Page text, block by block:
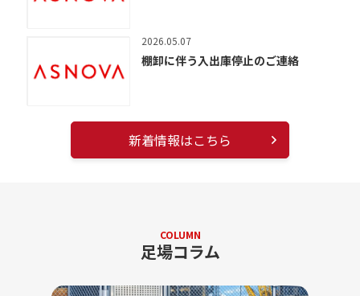
2026.05.07
棚卸に伴う入出庫停止のご連絡
新着情報はこちら
COLUMN
足場コラム